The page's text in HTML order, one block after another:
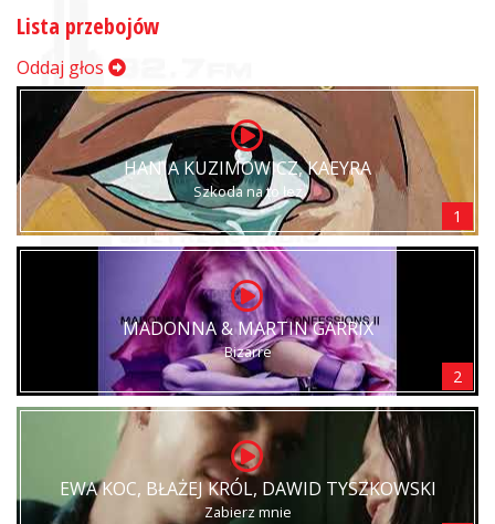
Lista przebojów
Oddaj głos
HANIA KUZIMOWICZ, KAEYRA
Szkoda na to łez
1
MADONNA & MARTIN GARRIX
Bizarre
2
EWA KOC, BŁAŻEJ KRÓL, DAWID TYSZKOWSKI
Zabierz mnie